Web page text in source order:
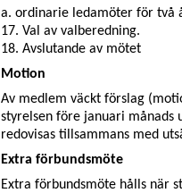
a. ordinarie ledamöter för två
17. Val av valberedning.
18. Avslutande av mötet
Motion
Av medlem väckt förslag
styrelsen före januari månads
redovisas tillsammans med
Extra förbundsmöte
Extra förbundsmöte hålls när